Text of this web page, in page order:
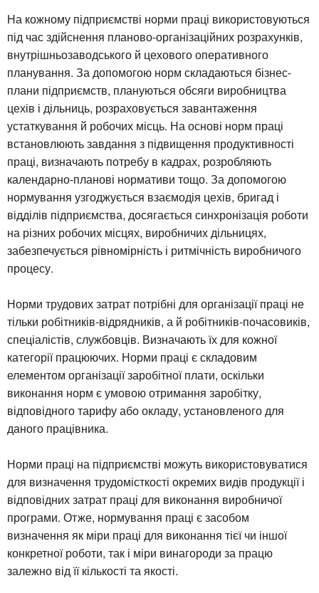
На кожному підприємстві норми праці використовуються
під час здійснення планово-організаційних розрахунків,
внутрішньозаводського й цехового оперативного
планування. За допомогою норм складаються бізнес-
плани підприємств, плануються обсяги виробництва
цехів і дільниць, розраховується завантаження
устаткування й робочих місць. На основі норм праці
встановлюють завдання з підвищення продуктивності
праці, визначають потребу в кадрах, розробляють
календарно-планові нормативи тощо. За допомогою
нормування узгоджується взаємодія цехів, бригад і
відділів підприємства, досягається синхронізація роботи
на різних робочих місцях, виробничих дільницях,
забезпечується рівномірність і ритмічність виробничого
процесу.
Норми трудових затрат потрібні для організації праці не
тільки робітників-відрядників, а й робітників-почасовиків,
спеціалістів, службовців. Визначають їх для кожної
категорії працюючих. Норми праці є складовим
елементом організації заробітної плати, оскільки
виконання норм є умовою отримання заробітку,
відповідного тарифу або окладу, установленого для
даного працівника.
Норми праці на підприємстві можуть використовуватися
для визначення трудомісткості окремих видів продукції і
відповідних затрат праці для виконання виробничої
програми. Отже, нормування праці є засобом
визначення як міри праці для виконання тієї чи іншої
конкретної роботи, так і міри винагороди за працю
залежно від її кількості та якості.